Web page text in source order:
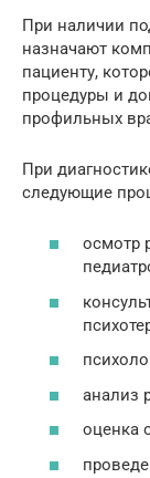
При наличии
назначают
пациенту,
процедуры и
профильных
При
следующие
осмотр
анализ
оценка